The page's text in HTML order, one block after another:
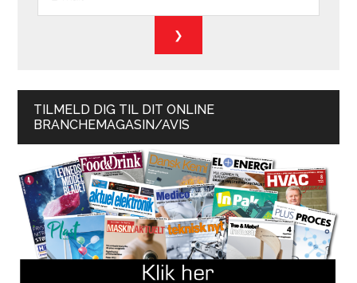
TILMELD DIG TIL DIT ONLINE
BRANCHEMAGASIN/AVIS